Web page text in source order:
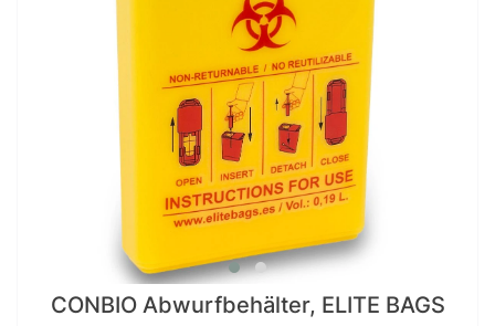
CONBIO Abwurfbehälter, ELITE BAGS